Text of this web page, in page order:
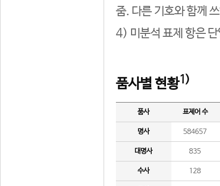
줌. 다른 기호와 함께
4) 미분석 표제 항은
품사별 현황1)
품사 표제어 수
명사 584657
대명사 835
수사 128